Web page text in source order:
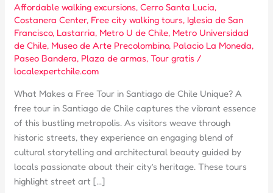
Affordable walking excursions,Cerro Santa Lucia,
Costanera Center, Free city walking tours, Iglesia de San
Francisco, Lastarria, Metro U de Chile, Metro Universidad
de Chile, Museo de Arte Precolombino, Palacio La Moneda,
Paseo Bandera, Plaza de armas,Tour gratis /
localexpertchile.com
What Makes a Free Tour in Santiago de Chile Unique? A
free tour in Santiago de Chile captures the vibrant essence
of this bustling metropolis. As visitors weave through
historic streets, they experience an engaging blend of
cultural storytelling and architectural beauty guided by
locals passionate about their city’s heritage. These tours
highlight street art […]